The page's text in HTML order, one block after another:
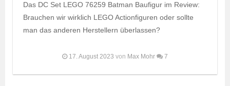
Das DC Set LEGO 76259 Batman Baufigur im Review:
Brauchen wir wirklich LEGO Actionfiguren oder sollte
man das anderen Herstellern überlassen?
17. August 2023 von Max Mohr 7